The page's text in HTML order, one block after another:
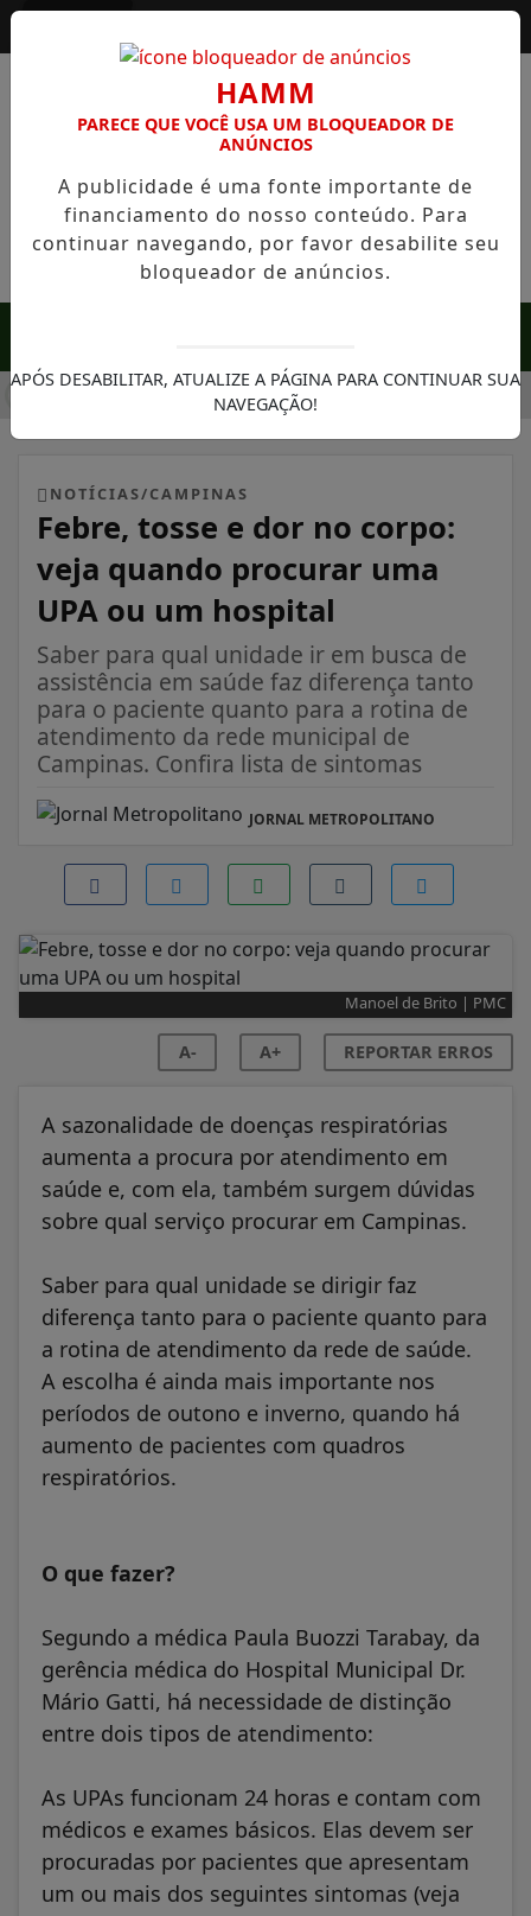
EM SERRA NEGRA: FAZENDA COM 488 HECTARES UNE ALTA
NOTÍCIAS/CAMPINAS
Febre, tosse e dor no corpo:
veja quando procurar uma
UPA ou um hospital
Saber para qual unidade ir em busca de
assistência em saúde faz diferença tanto
para o paciente quanto para a rotina de
atendimento da rede municipal de
Campinas. Confira lista de sintomas
JORNAL METROPOLITANO
Manoel de Brito | PMC
A- A+ REPORTAR ERROS
A sazonalidade de doenças respiratórias
aumenta a procura por atendimento em
saúde e, com ela, também surgem dúvidas
sobre qual serviço procurar em Campinas.
Saber para qual unidade se dirigir faz
diferença tanto para o paciente quanto para
a rotina de atendimento da rede de saúde.
A escolha é ainda mais importante nos
períodos de outono e inverno, quando há
aumento de pacientes com quadros
respiratórios.
O que fazer?
Segundo a médica Paula Buozzi Tarabay, da
gerência médica do Hospital Municipal Dr.
Mário Gatti, há necessidade de distinção
entre dois tipos de atendimento:
As UPAs funcionam 24 horas e contam com
médicos e exames básicos. Elas devem ser
procuradas por pacientes que apresentam
um ou mais dos seguintes sintomas (veja
HAMM
PARECE QUE VOCÊ USA UM BLOQUEADOR DE
ANÚNCIOS
A publicidade é uma fonte importante de
financiamento do nosso conteúdo. Para
continuar navegando, por favor desabilite seu
bloqueador de anúncios.
APÓS DESABILITAR, ATUALIZE A PÁGINA PARA CONTINUAR SUA
NAVEGAÇÃO!